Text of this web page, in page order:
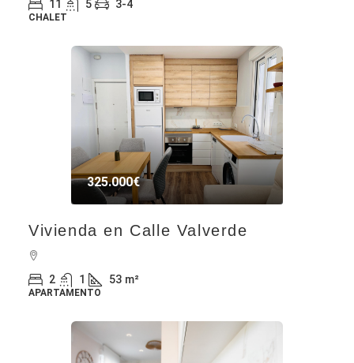
11 5 3-4
CHALET
325.000€
Vivienda en Calle Valverde
2 1 53 m²
APARTAMENTO